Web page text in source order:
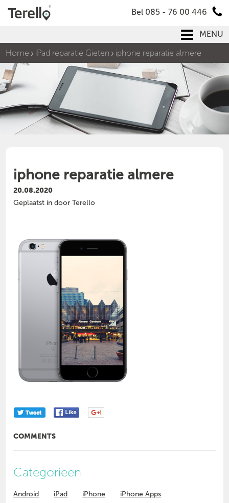
Bel 085 - 76 00 446
MENU
Home
iPad reparatie Gieten iphone reparatie almere
iphone reparatie almere
20.08.2020
Geplaatst in door Terello
COMMENTS
Categorieen
Android iPad iPhone
iPhone Apps